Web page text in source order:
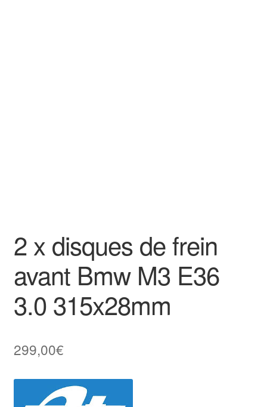
2 x disques de frein
avant Bmw M3 E36
3.0 315x28mm
299,00€